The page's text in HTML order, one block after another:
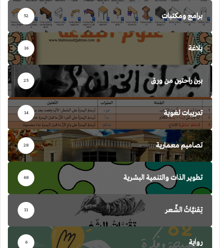
برامج ومكتبات 52
بلاغة 16
بين راحتين من ورق 25
تدريبات لغوية 14
تصاميم معمارية 28
تطوير الذات والتنمية البشرية 68
تِقنيَّاتُ الشِّعر 11
رواية 6